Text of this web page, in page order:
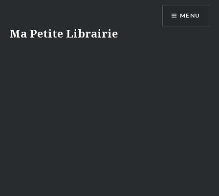
contenu
Ma Petite Librairie
MENU